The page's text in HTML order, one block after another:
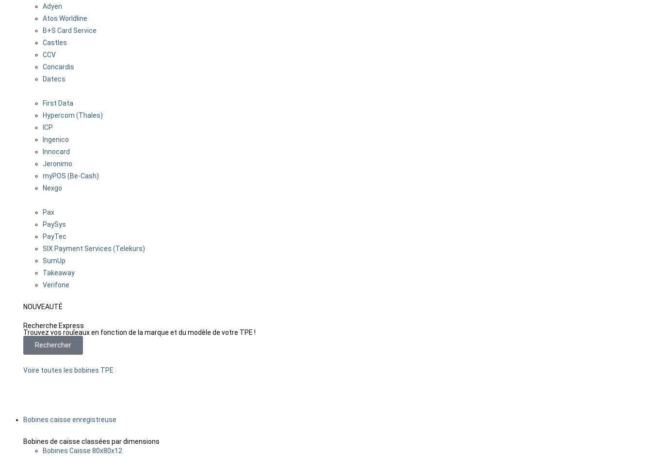
Adyen
Atos Worldline
B+S Card Service
Castles
CCV
Concardis
Datecs
First Data
Hypercom (Thales)
ICP
Ingenico
Innocard
Jeronimo
myPOS (Be-Cash)
Nexgo
Pax
PaySys
PayTec
SIX Payment Services (Telekurs)
SumUp
Takeaway
Verifone
NOUVEAUTÉ
Recherche Express
Trouvez vos rouleaux en fonction de la marque et du modèle de votre TPE !
Rechercher
Voire toutes les bobines TPE
Bobines caisse enregistreuse
Bobines de caisse classées par dimensions
Bobines Caisse 80x80x12